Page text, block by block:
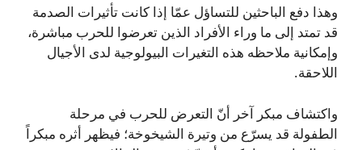
وهذا دفع الباحثين للتساؤل عمّا إذا كانت تأثيرات الصدمة
قد تمتد إلى ما وراء الأفراد الذين تعرضوا للحرب مباشرة،
وإمكانية ملاحظه هذه التغيرات البيولوجية لدى الأجيال
اللاحقة.
واكتشاف مبكر آخر أنّ التعرض للحرب في مرحلة
الطفولة قد يسرّع من وتيرة الشيخوخة؛ فيظهر أثره مبكراً